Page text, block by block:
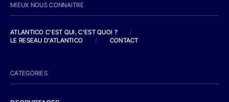
MIEUX NOUS CONNAITRE
ATLANTICO C'EST QUI, C'EST QUOI ?
/
LE RESEAU D'ATLANTICO
/ CONTACT
CATEGORIES